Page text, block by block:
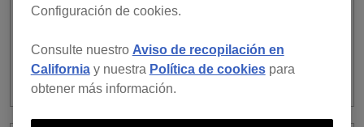
What are the differences between a
subscription license and a purchased
license in terms of rekordbox dj
function?
Configuración de cookies.
Consulte nuestro Aviso de recopilación en
Californiay nuestra Política de cookiespara
obtener más información.